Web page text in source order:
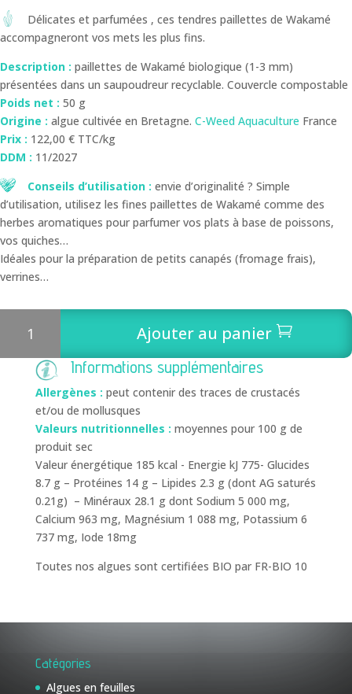
Délicates et parfumées , ces tendres paillettes de Wakamé
accompagneront vos mets les plus fins.
Description : paillettes de Wakamé biologique (1-3 mm)
présentées dans un saupoudreur recyclable. Couvercle compostable
Poids net : 50 g
Origine : algue cultivée en Bretagne. C-Weed Aquaculture France
Prix : 122,00 € TTC/kg
DDM : 11/2027
Conseils d’utilisation : envie d’originalité ? Simple
d’utilisation, utilisez les fines paillettes de Wakamé comme des
herbes aromatiques pour parfumer vos plats à base de poissons,
vos quiches…
Idéales pour la préparation de petits canapés (fromage frais),
verrines…
paillettes
Wakamé
Ajouter au panier
Informations supplémentaires
Allergènes : peut contenir des traces de crustacés
et/ou de mollusques
Valeurs nutritionnelles : moyennes pour 100 g de
produit sec
Valeur énergétique 185 kcal - Energie kJ 775- Glucides
8.7 g – Protéines 14 g – Lipides 2.3 g (dont AG saturés
0.21g) – Minéraux 28.1 g dont Sodium 5 000 mg,
Calcium 963 mg, Magnésium 1 088 mg, Potassium 6
737 mg, Iode 18mg
Toutes nos algues sont certifiées BIO par FR-BIO 10
Catégories
Algues en feuilles